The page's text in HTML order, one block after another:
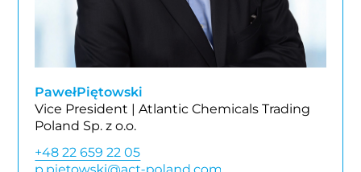
PawełPiętowski
Vice President | Atlantic Chemicals Trading
Poland Sp. z o.o.
+48 22 659 22 05